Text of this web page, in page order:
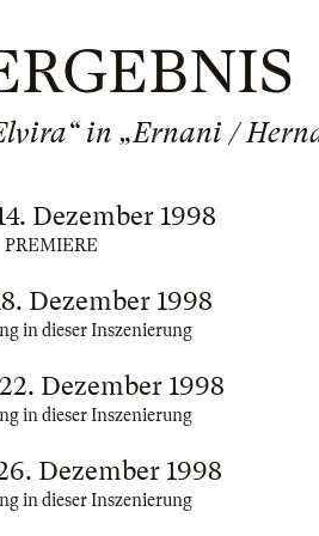
in „Ernani /
Dezember 1998
PREMIERE
Dezember 1998
in dieser Inszenierung
Dezember 1998
in dieser Inszenierung
Dezember 1998
in dieser Inszenierung